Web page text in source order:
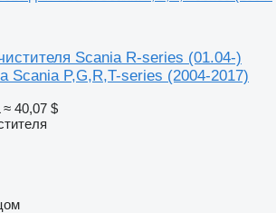
Scania R-series (01.04-)
Scania P,G,R,T-series (2004-2017)
≈ 40,07 $